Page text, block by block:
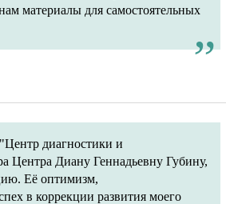
материалы для самостоятельных
диагностики и
Центра Диану Геннадьевну Губину,
Её оптимизм,
в коррекции развития моего